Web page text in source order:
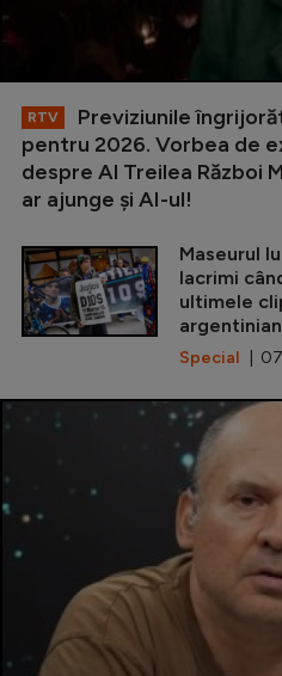
RTV
Previziunile
pentru 2026. Vorbea de
despre Al Treilea Război
ar ajunge și AI-ul!
Maseurul
lacrimi
ultimele
argentinian
Special | 07